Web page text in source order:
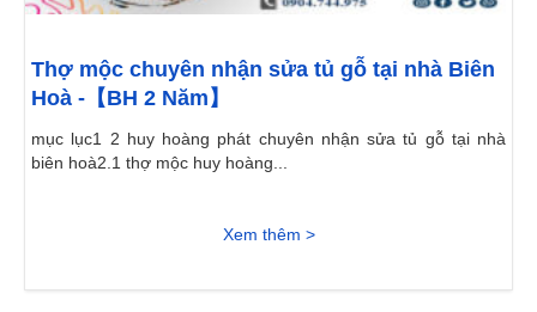
Thợ mộc chuyên nhận sửa tủ gỗ tại nhà Biên
Hoà -【BH 2 Năm】
mục lục1 2 huy hoàng phát chuyên nhận sửa tủ gỗ tại nhà
biên hoà2.1 thợ mộc huy hoàng...
Xem thêm >